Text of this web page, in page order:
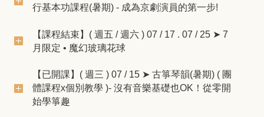
行基本功課程(暑期) - 成為京劇演員的第一步!
【課程結束】( 週五 / 週六 ) 07 / 17 . 07 / 25 ➤ 7
月限定 • 魔幻玻璃花球
【已開課】( 週三 ) 07 / 15 ➤ 古箏琴韻(暑期) ( 團
體課程x個別教學 )- 沒有音樂基礎也OK！從零開
始學箏趣